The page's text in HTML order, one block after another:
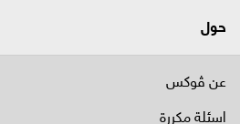
حول
عن ڤوكس
اسئلة مكررة